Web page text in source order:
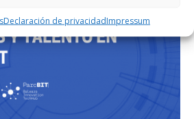
Declaración de privacidadImpressum